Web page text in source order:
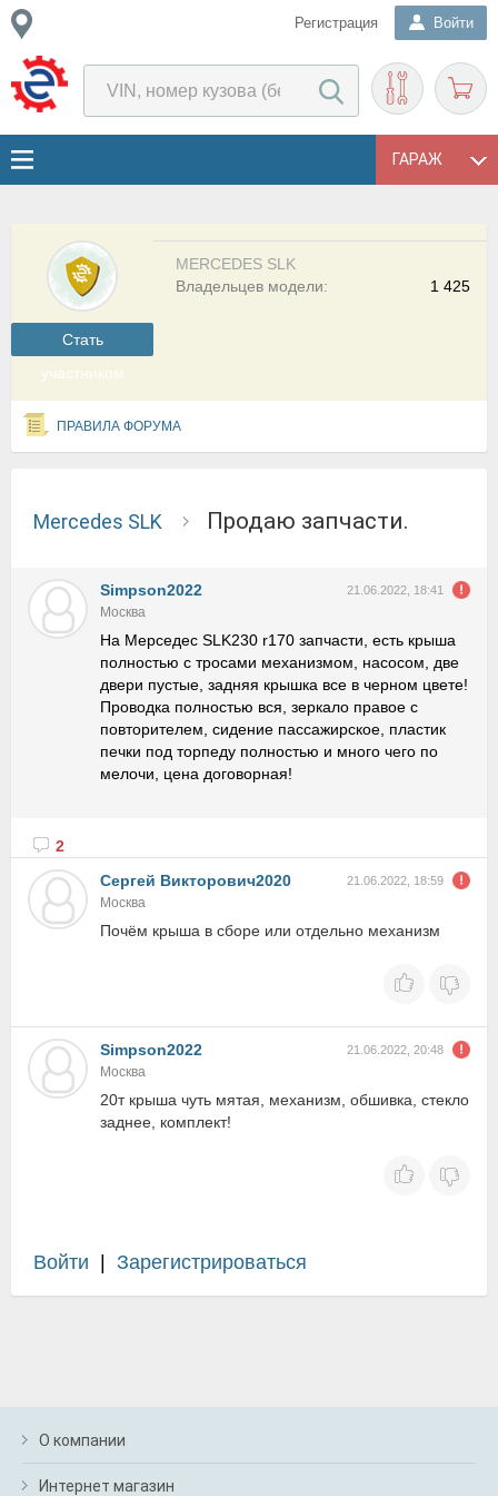
Регистрация Войти
ГАРАЖ
Cтать
участником
MERCEDES SLK
1 425
Владельцев модели:
ПРАВИЛА ФОРУМА
Mercedes SLK Продаю запчасти.
Simpson2022 21.06.2022, 18:41
Москва
На Мерседес SLK230 r170 запчасти, есть крыша
полностью с тросами механизмом, насосом, две
двери пустые, задняя крышка все в черном цвете!
Проводка полностью вся, зеркало правое с
повторителем, сидение пассажирское, пластик
печки под торпеду полностью и много чего по
мелочи, цена договорная!
2
Cергей Викторович2020
21.06.2022, 18:59
Москва
Почём крыша в сборе или отдельно механизм
Simpson2022 21.06.2022, 20:48
Москва
20т крыша чуть мятая, механизм, обшивка, стекло
заднее, комплект!
Войти Зарегистрироваться
О компании
Интернет магазин